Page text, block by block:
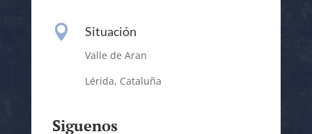
 Situación
Valle de Aran
Lérida, Cataluña
Siguenos